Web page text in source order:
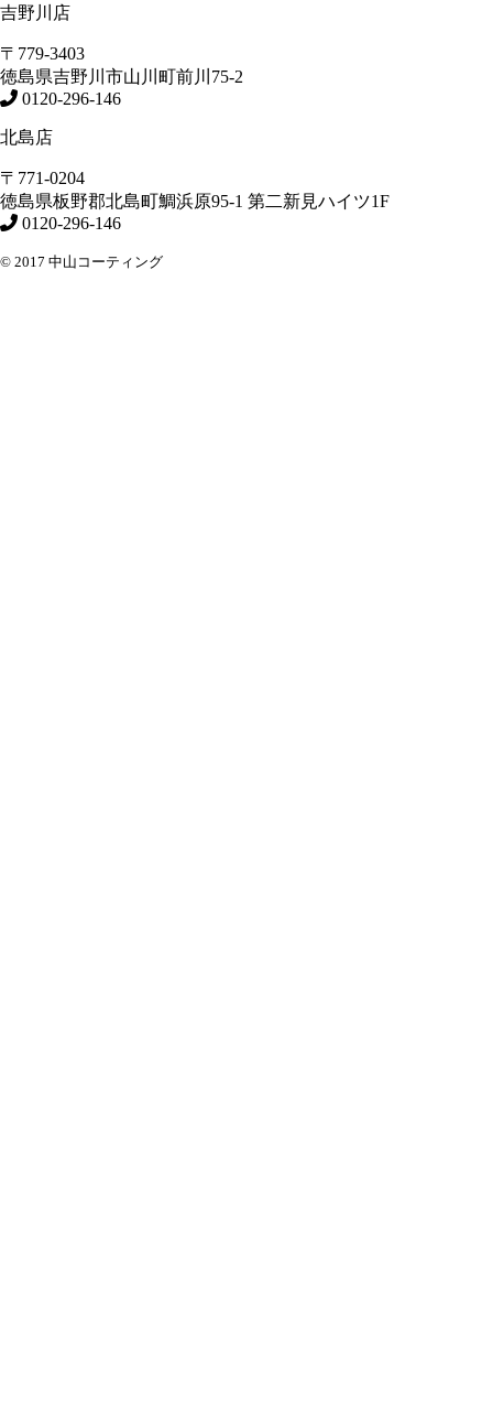
吉野川店
〒779-3403
徳島県吉野川市山川町前川75-2
0120-296-146
北島店
〒771-0204
徳島県板野郡北島町鯛浜原95-1 第二新見ハイツ1F
0120-296-146
© 2017 中山コーティング